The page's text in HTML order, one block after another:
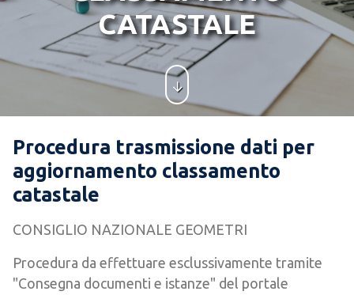
CATASTALE
Procedura trasmissione dati per
aggiornamento classamento
catastale
CONSIGLIO NAZIONALE GEOMETRI
Procedura da effettuare esclussivamente tramite
"Consegna documenti e istanze" del portale